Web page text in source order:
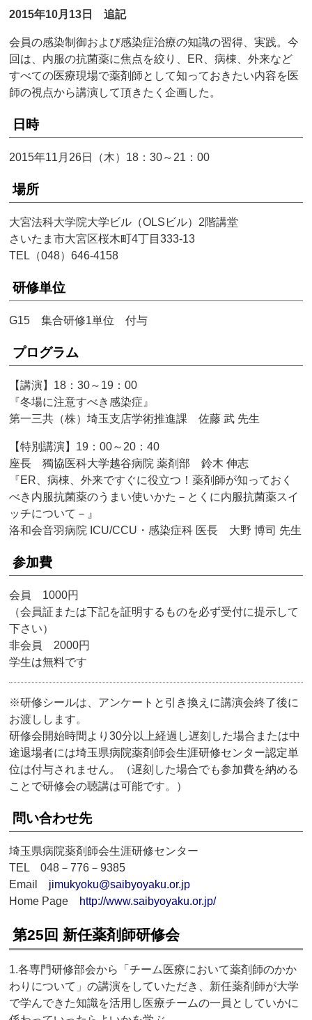
2015年10月13日 追記
会員の感染制御および感染症治療の知識の習得、実践。今
回は、内服の抗菌薬に焦点を絞り、ER、病棟、外来など
すべての医療現場で薬剤師として知っておきたい内容を医
師の視点から講演して頂きたく企画した。
日時
2015年11月26日（木）18：30～21：00
場所
大宮法科大学院大学ビル（OLSビル）2階講堂
さいたま市大宮区桜木町4丁目333-13
TEL（048）646-4158
研修単位
G15 集合研修1単位 付与
プログラム
【講演】18：30～19：00
『冬場に注意すべき感染症』
第一三共（株）埼玉支店学術推進課 佐藤 武 先生
【特別講演】19：00～20：40
座長 獨協医科大学越谷病院 薬剤部 鈴木 伸志
『ER、病棟、外来ですぐに役立つ！薬剤師が知っておく
べき内服抗菌薬のうまい使いかた－とくに内服抗菌薬スイ
ッチについて－』
洛和会音羽病院 ICU/CCU・感染症科 医長 大野 博司 先生
参加費
会員 1000円
（会員証または下記を証明するものを必ず受付に提示して
下さい）
非会員 2000円
学生は無料です
※研修シールは、アンケートと引き換えに講演会終了後に
お渡しします。
研修会開始時間より30分以上経過し遅刻した場合または中
途退場者には埼玉県病院薬剤師会生涯研修センター認定単
位は付与されません。（遅刻した場合でも参加費を納める
ことで研修会の聴講は可能です。）
問い合わせ先
埼玉県病院薬剤師会生涯研修センター
TEL 048－776－9385
Email jimukyoku@saibyoyaku.or.jp
Home Page http://www.saibyoyaku.or.jp/
第25回 新任薬剤師研修会
1.各専門研修部会から「チーム医療において薬剤師のかか
わりについて」の講演をしていただき、新任薬剤師が大学
で学んできた知識を活用し医療チームの一員としていかに